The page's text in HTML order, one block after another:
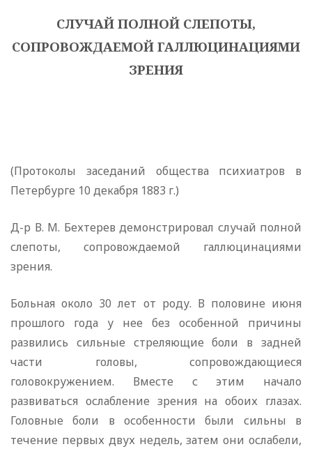
СЛУЧАЙ ПОЛНОЙ СЛЕПОТЫ,
СОПРОВОЖДАЕМОЙ ГАЛЛЮЦИНАЦИЯМИ
ЗРЕНИЯ
(Протоколы заседаний общества психиатров в
Петербурге 10 декабря 1883 г.)
Д-р В. М. Бехтерев демонстрировал случай полной
слепоты, сопровождаемой галлюцинациями
зрения.
Больная около 30 лет от роду. В половине июня
прошлого года у нее без особенной причины
развились сильные стреляющие боли в задней
части головы, сопровождающиеся
головокружением. Вместе с этим начало
развиваться ослабление зрения на обоих глазах.
Головные боли в особенности были сильны в
течение первых двух недель, затем они ослабели,